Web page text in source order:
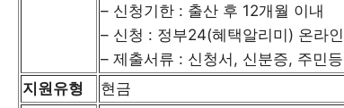
– 신청기한 : 출산 후 12개월 이내
– 신청 : 정부24(혜택알리미) 온라
– 제출서류 : 신청서, 신분증, 주민
지원유형
현금